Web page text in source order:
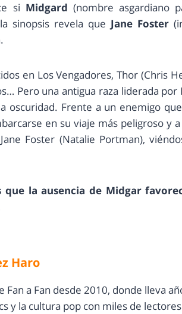
si Midgard (nombre asgardiano
sinopsis revela que Jane Foster
en Los Vengadores, Thor (Chris
Pero una antigua raza liderada
oscuridad. Frente a un enemigo
en su viaje más peligroso y
Foster (Natalie Portman),
que la ausencia de Midgar
Haro
Fan a Fan desde 2010, donde lleva
y la cultura pop con miles de